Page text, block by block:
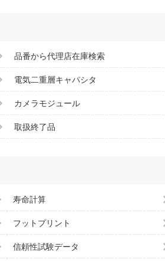
品番から代理店在庫検索
電気二重層キャパシタ
カメラモジュール
取扱終了品
寿命計算
フットプリント
信頼性試験データ